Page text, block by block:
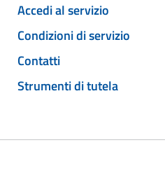
Accedi al servizio
Condizioni di servizio
Contatti
Strumenti di tutela